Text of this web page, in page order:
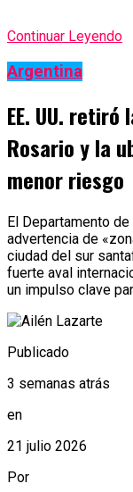
Continuar Leyendo
Argentina
EE. UU.
Rosario y la
menor riesgo
El Departamento
advertencia de
ciudad del sur
fuerte aval
un impulso clave
Publicado
3 semanas atrás
en
21 julio 2026
Por